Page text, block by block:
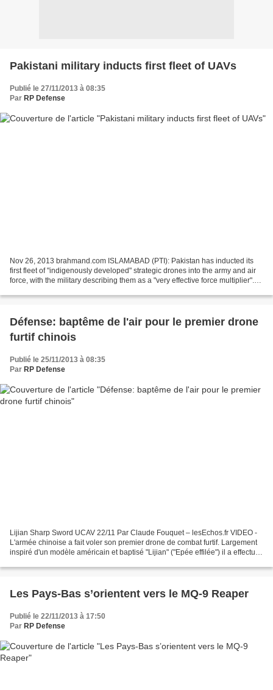
Pakistani military inducts first fleet of UAVs
Publié le 27/11/2013 à 08:35
Par RP Defense
Nov 26, 2013 brahmand.com ISLAMABAD (PTI): Pakistan has inducted its
first fleet of "indigenously developed" strategic drones into the army and air
force, with the military describing them as a "very effective force multiplier".
Défense: baptême de l'air pour le premier drone
furtif chinois
Publié le 25/11/2013 à 08:35
Par RP Defense
Lijian Sharp Sword UCAV 22/11 Par Claude Fouquet – lesEchos.fr VIDEO -
L'armée chinoise a fait voler son premier drone de combat furtif. Largement
inspiré d'un modèle américain et baptisé "Lijian" ("Epée effilée") il a effectué
Les Pays-Bas s’orientent vers le MQ-9 Reaper
Publié le 22/11/2013 à 17:50
Par RP Defense